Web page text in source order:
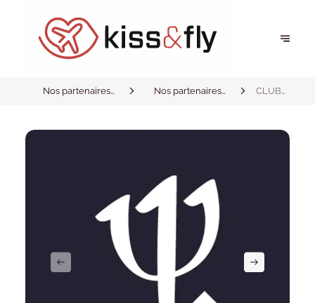
Nos partenaires
Nos partenaires
CLUB